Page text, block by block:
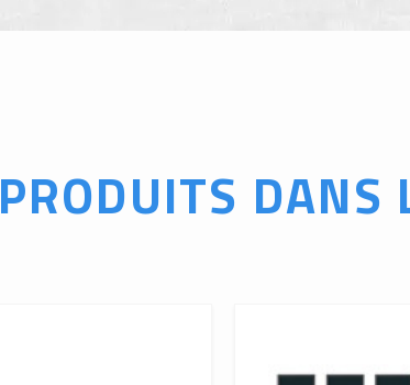
PRODUITS DANS